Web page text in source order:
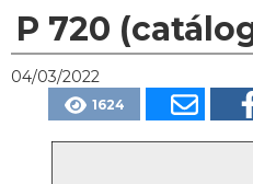
P 720
04/03/2022
1624